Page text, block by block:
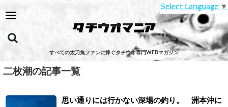
すべての太刀魚ファンに捧ぐタチウオ専門WEBマガジン
Select Language ▼
二枚潮の記事一覧
思い通りには行かない深場の釣り。 洲本沖に